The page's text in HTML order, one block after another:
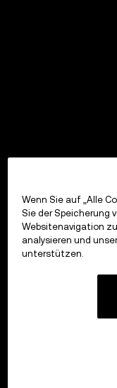
Wenn Sie auf „Alle
Sie der Speicherung
Websitenavigation
analysieren und
unterstützen.